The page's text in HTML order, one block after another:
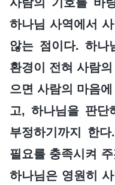
하나님 사역에서
않는 점이다. 하나
환경이 전혀 사람
으면 사람의 마음
고, 하나님을 판단
부정하기까지 한
필요를 충족시켜
하나님은 영원히